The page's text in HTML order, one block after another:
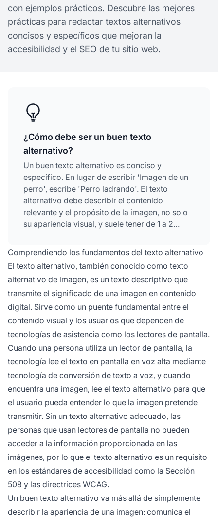
con ejemplos prácticos. Descubre las mejores
prácticas para redactar textos alternativos
concisos y específicos que mejoran la
accesibilidad y el SEO de tu sitio web.
¿Cómo debe ser un buen texto
alternativo?
Un buen texto alternativo es conciso y
específico. En lugar de escribir 'Imagen de un
perro', escribe 'Perro ladrando'. El texto
alternativo debe describir el contenido
relevante y el propósito de la imagen, no solo
su apariencia visual, y suele tener de 1 a 2
Comprendiendo los fundamentos del texto alternativo
El texto alternativo, también conocido como texto
alternativo de imagen, es un texto descriptivo que
transmite el significado de una imagen en contenido
digital. Sirve como un puente fundamental entre el
contenido visual y los usuarios que dependen de
tecnologías de asistencia como los lectores de pantalla.
Cuando una persona utiliza un lector de pantalla, la
tecnología lee el texto en pantalla en voz alta mediante
tecnología de conversión de texto a voz, y cuando
encuentra una imagen, lee el texto alternativo para que
el usuario pueda entender lo que la imagen pretende
transmitir. Sin un texto alternativo adecuado, las
personas que usan lectores de pantalla no pueden
acceder a la información proporcionada en las
imágenes, por lo que el texto alternativo es un requisito
en los estándares de accesibilidad como la Sección
508 y las directrices WCAG.
Un buen texto alternativo va más allá de simplemente
describir la apariencia de una imagen: comunica el